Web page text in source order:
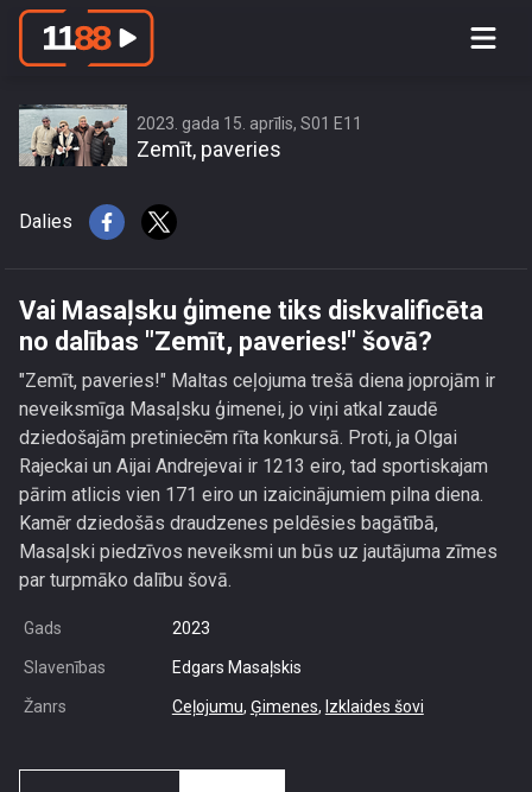
Vai Masaļsku ģimene tiks
2023. gada 15. aprīlis, S01 E11
Zemīt, paveries
Dalies
Vai Masaļsku ģimene tiks diskvalificēta
no dalības "Zemīt, paveries!" šovā?
"Zemīt, paveries!" Maltas ceļojuma trešā diena joprojām ir
neveiksmīga Masaļsku ģimenei, jo viņi atkal zaudē
dziedošajām pretiniecēm rīta konkursā. Proti, ja Olgai
Rajeckai un Aijai Andrejevai ir 1213 eiro, tad sportiskajam
pārim atlicis vien 171 eiro un izaicinājumiem pilna diena.
Kamēr dziedošās draudzenes peldēsies bagātībā,
Masaļski piedzīvos neveiksmi un būs uz jautājuma zīmes
par turpmāko dalību šovā.
Gads 2023
Slavenības Edgars Masaļskis
Žanrs Ceļojumu, Ģimenes, Izklaides šovi